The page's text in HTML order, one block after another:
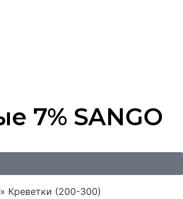
7% SANGO
» Креветки (200-300)